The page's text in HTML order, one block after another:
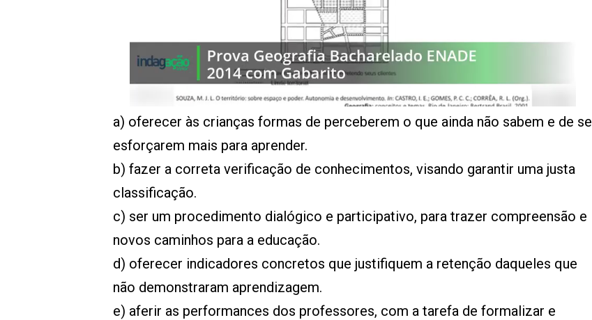
a) oferecer às crianças formas de perceberem o que ainda não sabem e de se
esforçarem mais para aprender.
b) fazer a correta verificação de conhecimentos, visando garantir uma justa
classificação.
c) ser um procedimento dialógico e participativo, para trazer compreensão e
novos caminhos para a educação.
d) oferecer indicadores concretos que justifiquem a retenção daqueles que
não demonstraram aprendizagem.
e) aferir as performances dos professores, com a tarefa de formalizar e